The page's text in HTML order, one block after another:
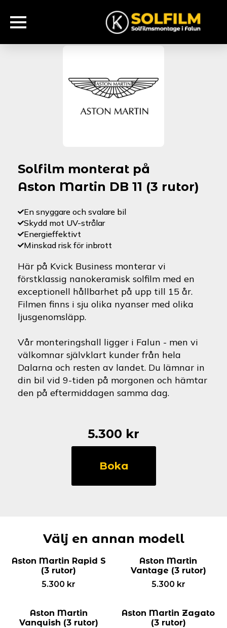
Solfilm monterat på
Aston Martin DB 11 (3 rutor)
En snyggare och svalare bil
Skydd mot UV-strålar
Energieffektivt
Minskad risk för inbrott
Här på Kvick Business monterar vi
förstklassig nanokeramisk solfilm med en
exceptionell hållbarhet på upp till 15 år.
Filmen finns i sju olika nyanser med olika
ljusgenomsläpp.
Vår monteringshall ligger i Falun - men vi
välkomnar självklart kunder från hela
Dalarna och resten av landet. Du lämnar in
din bil vid 9-tiden på morgonen och hämtar
den på eftermiddagen samma dag.
5.300 kr
Aston
(3
Boka
Välj en annan modell
Aston Martin Rapid S
(3 rutor)
5.300 kr
Aston Martin
Vantage (3 rutor)
5.300 kr
Aston Martin
Vanquish (3 rutor)
Aston Martin Zagato
(3 rutor)